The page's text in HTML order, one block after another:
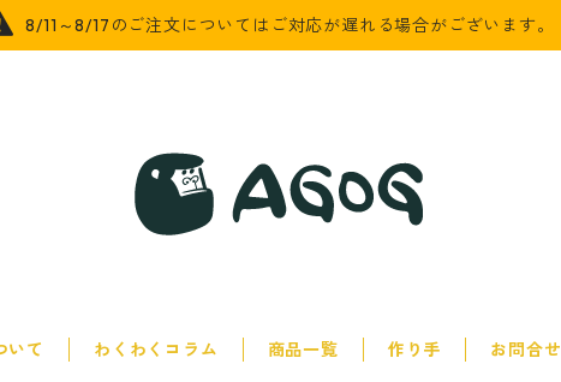
8/11～8/17のご注文についてはご対応が遅れる場合がございます。
いて わくわくコラム 商品一覧 作り手 お問合せ